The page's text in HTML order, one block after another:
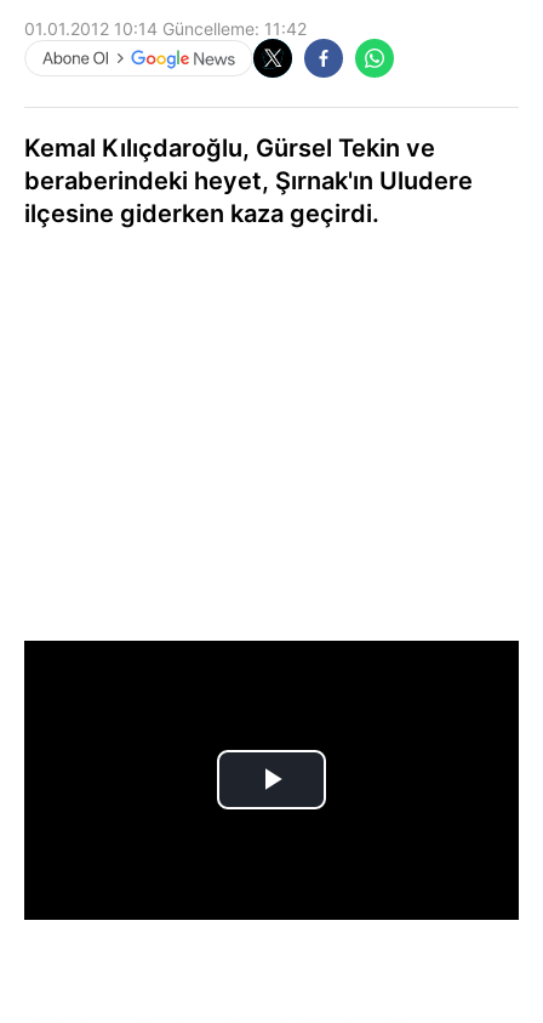
01.01.2012 10:14 Güncelleme: 11:42
Kemal Kılıçdaroğlu, Gürsel Tekin ve
beraberindeki heyet, Şırnak'ın Uludere
ilçesine giderken kaza geçirdi.